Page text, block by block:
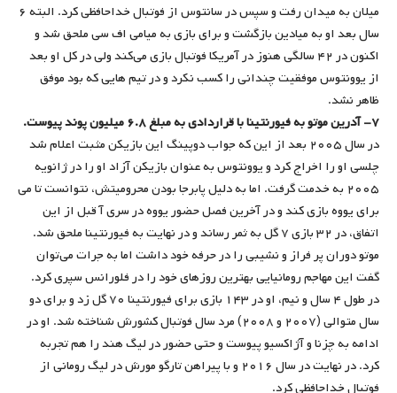
میلان به میدان رفت و سپس در سانتوس از فوتبال خداحافظی کرد. البته ۶
سال بعد او به میادین بازگشت و برای بازی به میامی اف سی ملحق شد و
اکنون در ۴۲ سالگی هنوز در آمریکا فوتبال بازی می‌کند ولی در کل او بعد
از یوونتوس موفقیت چندانی را کسب نکرد و در تیم هایی که بود موفق
ظاهر نشد.
۷- آدرین موتو به فیورنتینا با قراردادی به مبلغ ۶.۸ میلیون پوند پیوست.
در سال ۲۰۰۵ بعد از این که جواب دوپینگ این بازیکن مثبت اعلام شد
چلسی او را اخراج کرد و یوونتوس به عنوان بازیکن آزاد او را در ژانویه
۲۰۰۵ به خدمت گرفت. اما به دلیل پابرجا بودن محرومیتش، نتوانست تا می
برای یووه بازی کند و در آخرین فصل حضور یووه در سری آ قبل از این
اتفاق، در ۳۲ بازی ۷ گل به ثمر رساند و در نهایت به فیورنتینا ملحق شد.
موتو دوران پر فراز و نشیبی را در حرفه خود داشت اما به جرات می‌توان
گفت این مهاجم رومانیایی بهترین روزهای خود را در فلورانس سپری کرد.
در طول ۴ سال و نیم، او در ۱۴۳ بازی برای فیورنتینا ۷۰ گل زد و برای دو
سال متوالی (۲۰۰۷ و ۲۰۰۸) مرد سال فوتبال کشورش شناخته شد. او در
ادامه به چزنا و آژاکسیو پیوست و حتی حضور در لیگ هند را هم تجربه
کرد. در نهایت در سال ۲۰۱۶ و با پیراهن تارگو مورش در لیگ رومانی از
فوتبال خداحافظی کرد.